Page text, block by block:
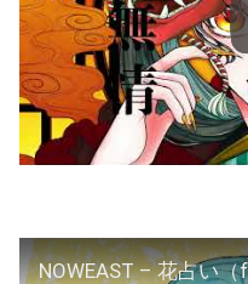
NOWEAST – 花占い